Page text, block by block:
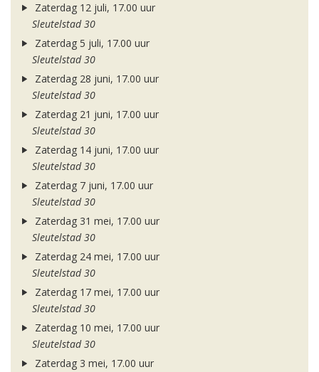
Zaterdag 12 juli, 17.00 uur
Sleutelstad 30
Zaterdag 5 juli, 17.00 uur
Sleutelstad 30
Zaterdag 28 juni, 17.00 uur
Sleutelstad 30
Zaterdag 21 juni, 17.00 uur
Sleutelstad 30
Zaterdag 14 juni, 17.00 uur
Sleutelstad 30
Zaterdag 7 juni, 17.00 uur
Sleutelstad 30
Zaterdag 31 mei, 17.00 uur
Sleutelstad 30
Zaterdag 24 mei, 17.00 uur
Sleutelstad 30
Zaterdag 17 mei, 17.00 uur
Sleutelstad 30
Zaterdag 10 mei, 17.00 uur
Sleutelstad 30
Zaterdag 3 mei, 17.00 uur